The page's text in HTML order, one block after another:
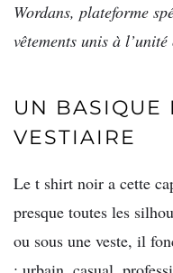
Wordans, plateforme
vêtements unis à
UN BASIQUE
VESTIAIRE
Le t shirt noir a cette
presque toutes les
ou sous une veste, il